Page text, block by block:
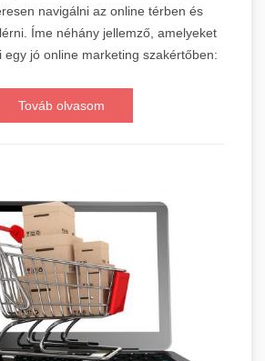
navigálni az online térben és
Íme néhány jellemző, amelyeket
egy jó online marketing szakértőben:
Továb olvasom